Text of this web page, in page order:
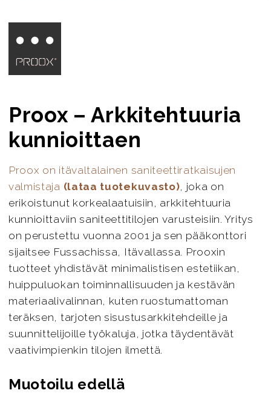
Proox – Arkkitehtuuria
kunnioittaen
Proox on itävaltalainen saniteettiratkaisujen
valmistaja (lataa tuotekuvasto), joka on
erikoistunut korkealaatuisiin, arkkitehtuuria
kunnioittaviin saniteettitilojen varusteisiin. Yritys
on perustettu vuonna 2001 ja sen pääkonttori
sijaitsee Fussachissa, Itävallassa. Prooxin
tuotteet yhdistävät minimalistisen estetiikan,
huippuluokan toiminnallisuuden ja kestävän
materiaalivalinnan, kuten ruostumattoman
teräksen, tarjoten sisustusarkkitehdeille ja
suunnittelijoille työkaluja, jotka täydentävät
vaativimpienkin tilojen ilmettä.
Muotoilu edellä